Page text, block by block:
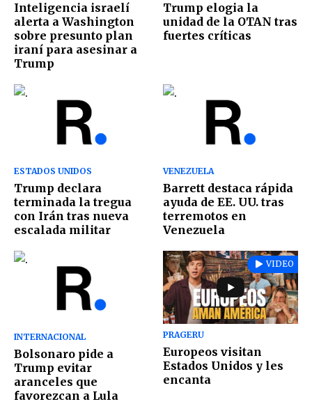
Inteligencia israelí
alerta a Washington
sobre presunto plan
iraní para asesinar a
Trump
Trump elogia la
unidad de la OTAN tras
fuertes críticas
ESTADOS UNIDOS
Trump declara
terminada la tregua
con Irán tras nueva
escalada militar
VENEZUELA
Barrett destaca rápida
ayuda de EE. UU. tras
terremotos en
Venezuela
INTERNACIONAL
Bolsonaro pide a
Trump evitar
aranceles que
favorezcan a Lula
VIDEO
PRAGERU
Europeos visitan
Estados Unidos y les
encanta